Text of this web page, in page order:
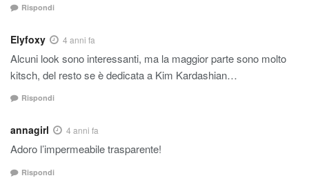
Rispondi
Elyfoxy 4 anni fa
Alcuni look sono interessanti, ma la maggior parte sono molto
kitsch, del resto se è dedicata a Kim Kardashian…
Rispondi
annagirl 4 anni fa
Adoro l’impermeabile trasparente!
Rispondi